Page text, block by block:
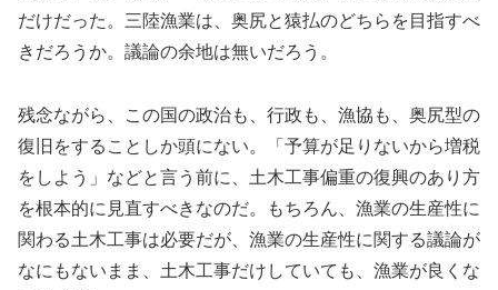
だけだった。三陸漁業は、奥尻と猿払のどちらを目指すべ
きだろうか。議論の余地は無いだろう。
残念ながら、この国の政治も、行政も、漁協も、奥尻型の
復旧をすることしか頭にない。「予算が足りないから増税
をしよう」などと言う前に、土木工事偏重の復興のあり方
を根本的に見直すべきなのだ。もちろん、漁業の生産性に
関わる土木工事は必要だが、漁業の生産性に関する議論が
なにもないまま、土木工事だけしていても、漁業が良くな